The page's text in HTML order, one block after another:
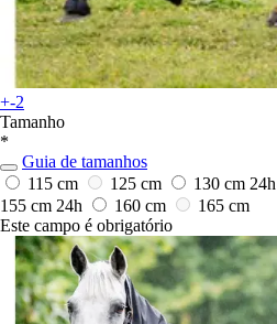
+-2
Tamanho
*
Guia de tamanhos
115 cm
125 cm 130 cm 24h
155 cm 24h 160 cm
165 cm
Este campo é obrigatório